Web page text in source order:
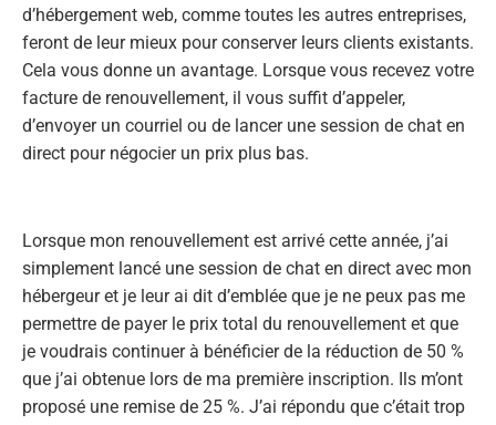
d’hébergement web, comme toutes les autres entreprises,
feront de leur mieux pour conserver leurs clients existants.
Cela vous donne un avantage. Lorsque vous recevez votre
facture de renouvellement, il vous suffit d’appeler,
d’envoyer un courriel ou de lancer une session de chat en
direct pour négocier un prix plus bas.
Lorsque mon renouvellement est arrivé cette année, j’ai
simplement lancé une session de chat en direct avec mon
hébergeur et je leur ai dit d’emblée que je ne peux pas me
permettre de payer le prix total du renouvellement et que
je voudrais continuer à bénéficier de la réduction de 50 %
que j’ai obtenue lors de ma première inscription. Ils m’ont
proposé une remise de 25 %. J’ai répondu que c’était trop